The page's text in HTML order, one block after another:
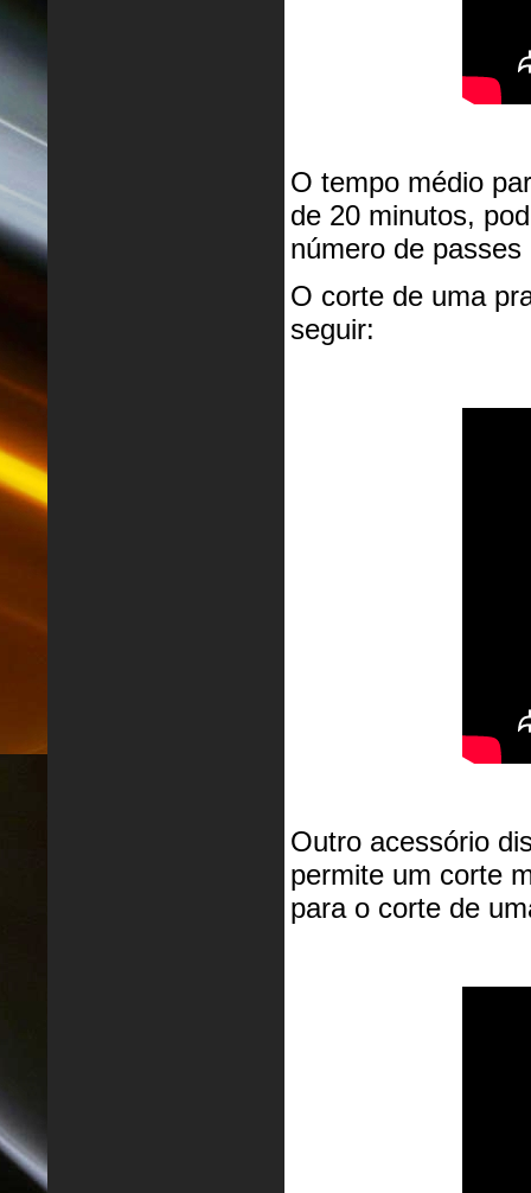
O tempo médio
de 20 minutos,
número de
O corte de uma
seguir:
Outro acessório
permite um corte
para o corte de